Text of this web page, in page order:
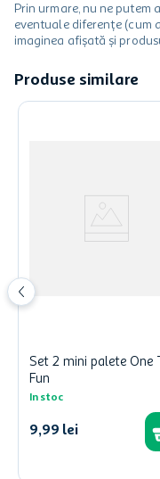
Prin urmare, nu ne putem
eventuale diferențe (cum
imaginea afișată și
Produse similare
Set 2 mini palete One
Fun
In stoc
9,99 lei